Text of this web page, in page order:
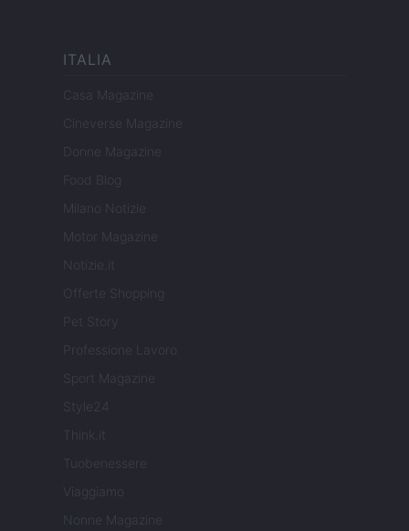
ITALIA
Casa Magazine
Cineverse Magazine
Donne Magazine
Food Blog
Milano Notizie
Motor Magazine
Notizie.it
Offerte Shopping
Pet Story
Professione Lavoro
Sport Magazine
Style24
Think.it
Tuobenessere
Viaggiamo
Nonne Magazine